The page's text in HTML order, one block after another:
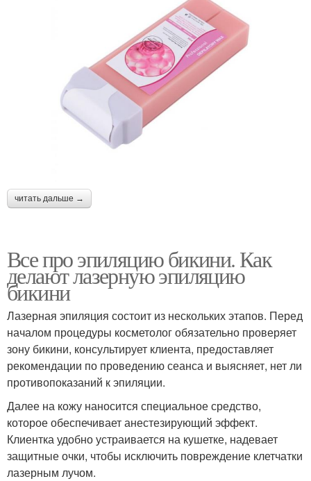
читать дальше →
Все про эпиляцию бикини. Как
делают лазерную эпиляцию
бикини
Лазерная эпиляция состоит из нескольких этапов. Перед
началом процедуры косметолог обязательно проверяет
зону бикини, консультирует клиента, предоставляет
рекомендации по проведению сеанса и выясняет, нет ли
противопоказаний к эпиляции.
Далее на кожу наносится специальное средство,
которое обеспечивает анестезирующий эффект.
Клиентка удобно устраивается на кушетке, надевает
защитные очки, чтобы исключить повреждение клетчатки
лазерным лучом.